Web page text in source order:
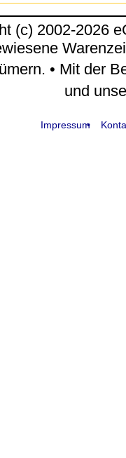
(c) 2002-2026
• Mit der
und
Impressum